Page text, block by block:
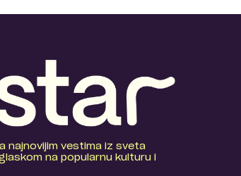
najnovijim vestima iz sveta
na popularnu kulturu i